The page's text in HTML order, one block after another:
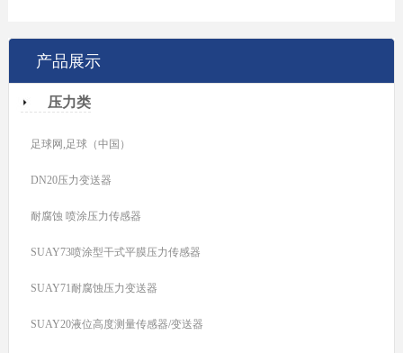
产品展示
压力类
足球网,足球（中国）
DN20压力变送器
耐腐蚀 喷涂压力传感器
SUAY73喷涂型干式平膜压力传感器
SUAY71耐腐蚀压力变送器
SUAY20液位高度测量传感器/变送器